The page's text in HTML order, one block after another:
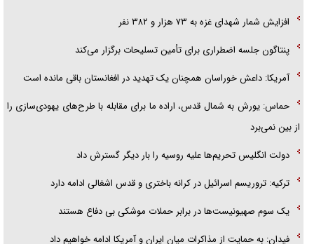
افزایش شمار شهدای غزه به ۷۳ هزار و ۳۸۲ نفر
پنتاگون جلسه اضطراری برای تأمین تسلیحات برگزار می‌کند
آمریکا: داعش خوراسان همچنان یک تهدید در افغانستان باقی مانده است
حماس: یورش به شمال قدس، اراده ما برای مقابله با طرح‌های یهودی‌سازی را
از بین نمی‌برد
دولت انگلیس تحریم‌ها علیه روسیه را بار دیگر گسترش داد
ترکیه: تروریسم اسرائیل در کرانه باختری و قدس اشغالی ادامه دارد
یک سوم صهیونیست‌ها در برابر حملات موشکی بی دفاع هستند
فیدان: به حمایت از مذاکرات میان ایران و آمریکا ادامه خواهیم داد